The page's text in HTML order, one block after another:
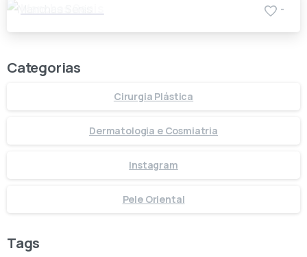
-
Categorias
Cirurgia Plástica
Dermatologia e Cosmiatria
Instagram
Pele Oriental
Tags